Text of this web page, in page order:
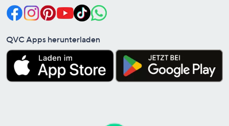
QVC Apps herunterladen